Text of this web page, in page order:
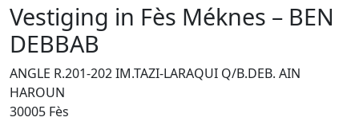
Vestiging in Fès Méknes – BEN
DEBBAB
ANGLE R.201-202 IM.TAZI-LARAQUI Q/B.DEB. AIN
HAROUN
30005 Fès